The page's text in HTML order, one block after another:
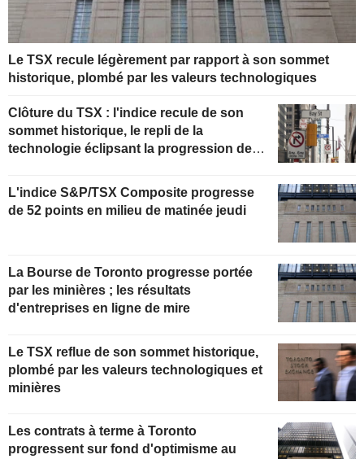
Le TSX recule légèrement par rapport à son sommet
historique, plombé par les valeurs technologiques
Clôture du TSX : l'indice recule de son
sommet historique, le repli de la
technologie éclipsant la progression de
L'indice S&P/TSX Composite progresse
de 52 points en milieu de matinée jeudi
La Bourse de Toronto progresse portée
par les minières ; les résultats
d'entreprises en ligne de mire
Le TSX reflue de son sommet historique,
plombé par les valeurs technologiques et
minières
Les contrats à terme à Toronto
progressent sur fond d'optimisme au